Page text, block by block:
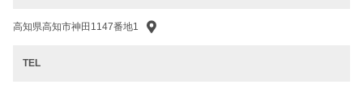
高知県高知市神田1147番地1
TEL